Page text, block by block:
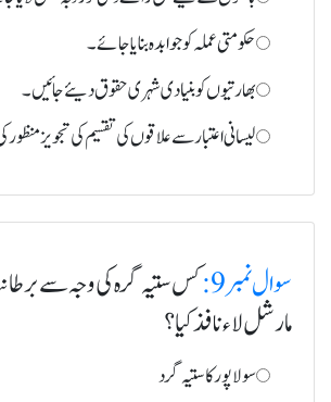
حکومتی عملہ کو جوابدہ بنایا جائے۔
بھارتیوں کو بنیادی شہری حقوق دیئے جائیں۔
لیسانی اعتبار سے علاقوں کی تقسیم کی تجویز
سوال نمبر 9:
کس ستیہ گرہ کی وجہ سے
مارشل لاء نافذ کیا؟
سولا پور کا ستیہ گرد